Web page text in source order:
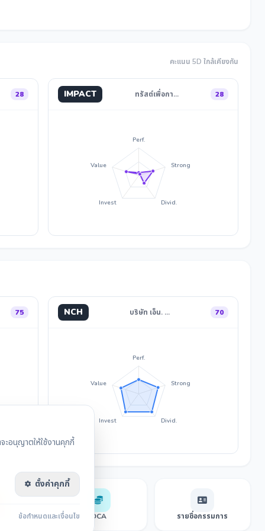
คะแนน 5D ใกล้เคียงกัน
28 IMPACT ทรัสต์เพื่อกา… 28
Perf.
Strong
Divid.
Invest
Value
75 NCH บริษัท เอ็น. … 70
Perf.
Strong
Divid.
Invest
Value
DCA รายชื่อกรรมการ
ะอนุญาตให้ใช้งานคุกกี้
ตั้งค่าคุกกี้
ข้อกำหนดและเงื่อนไข